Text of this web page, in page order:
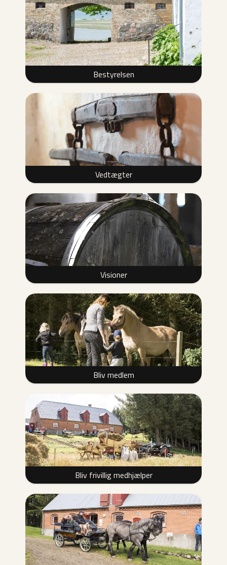
Bestyrelsen
Vedtægter
Visioner
Bliv medlem
Bliv frivillig medhjælper